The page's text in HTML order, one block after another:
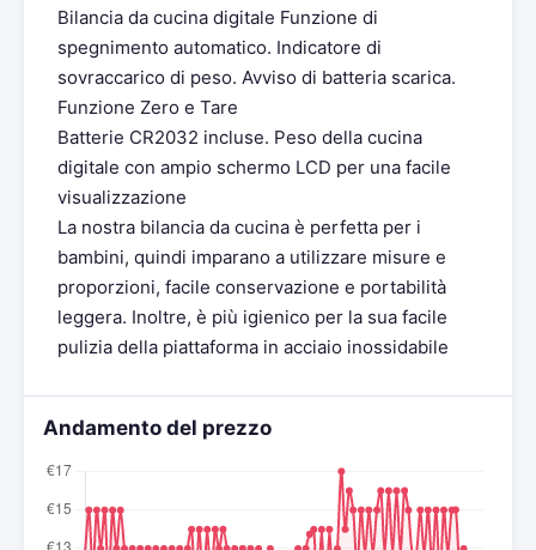
Bilancia da cucina digitale Funzione di
spegnimento automatico. Indicatore di
sovraccarico di peso. Avviso di batteria scarica.
Funzione Zero e Tare
Batterie CR2032 incluse. Peso della cucina
digitale con ampio schermo LCD per una facile
visualizzazione
La nostra bilancia da cucina è perfetta per i
bambini, quindi imparano a utilizzare misure e
proporzioni, facile conservazione e portabilità
leggera. Inoltre, è più igienico per la sua facile
pulizia della piattaforma in acciaio inossidabile
Andamento del prezzo